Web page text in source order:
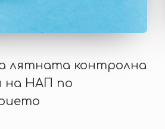
лятната контролна
на НАП по